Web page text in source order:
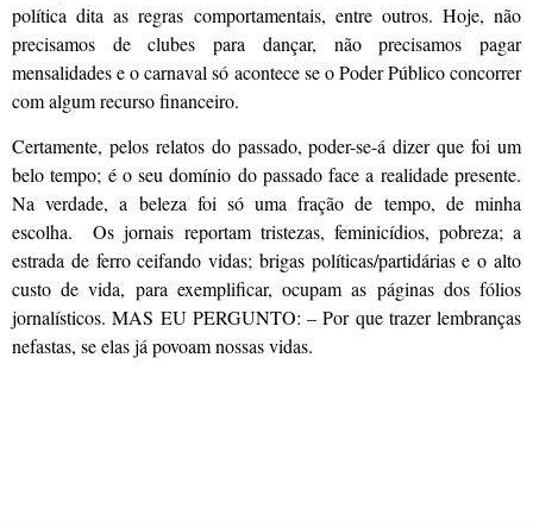
política dita as regras comportamentais, entre outros. Hoje, não
precisamos de clubes para dançar, não precisamos pagar
mensalidades e o carnaval só acontece se o Poder Público concorrer
com algum recurso financeiro.
Certamente, pelos relatos do passado, poder-se-á dizer que foi um
belo tempo; é o seu domínio do passado face a realidade presente.
Na verdade, a beleza foi só uma fração de tempo, de minha
escolha. Os jornais reportam tristezas, feminicídios, pobreza; a
estrada de ferro ceifando vidas; brigas políticas/partidárias e o alto
custo de vida, para exemplificar, ocupam as páginas dos fólios
jornalísticos. MAS EU PERGUNTO: – Por que trazer lembranças
nefastas, se elas já povoam nossas vidas.